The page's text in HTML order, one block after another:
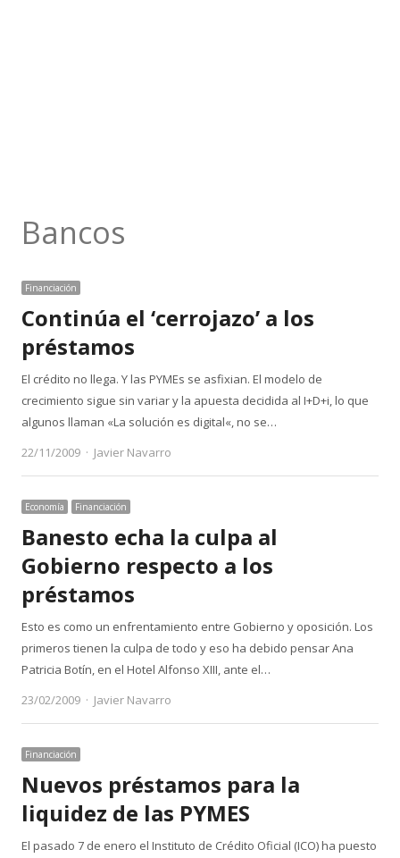
Bancos
Financiación
Continúa el ‘cerrojazo’ a los
préstamos
El crédito no llega. Y las PYMEs se asfixian. El modelo de
crecimiento sigue sin variar y la apuesta decidida al I+D+i, lo que
algunos llaman «La solución es digital«, no se…
22/11/2009
Author
Javier Navarro
Economía Financiación
Banesto echa la culpa al
Gobierno respecto a los
préstamos
Esto es como un enfrentamiento entre Gobierno y oposición. Los
primeros tienen la culpa de todo y eso ha debido pensar Ana
Patricia Botín, en el Hotel Alfonso XIII, ante el…
23/02/2009
Author
Javier Navarro
Financiación
Nuevos préstamos para la
liquidez de las PYMES
El pasado 7 de enero el Instituto de Crédito Oficial (ICO) ha puesto